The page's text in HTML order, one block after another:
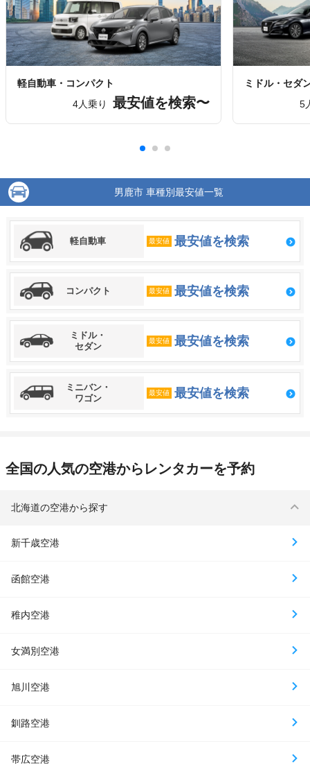
軽自動車・コンパクト
4人乗り
最安値を検索〜
ミドル・セダ
5
男鹿市 車種別最安値一覧
軽自動車 最安値 最安値を検索
コンパクト 最安値 最安値を検索
ミドル・
セダン
最安値 最安値を検索
ミニバン・
ワゴン
最安値 最安値を検索
全国の人気の空港からレンタカーを予約
北海道の空港から探す
新千歳空港
函館空港
稚内空港
女満別空港
旭川空港
釧路空港
帯広空港